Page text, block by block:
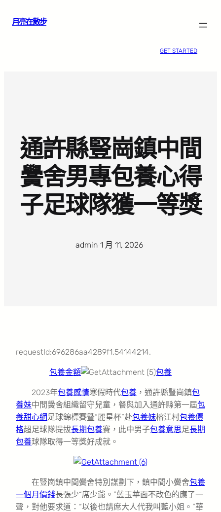
月亮在散步
GET STARTED
通許縣豎崗鎮中間
黌舍男專包養心得
子足球隊獲一等獎
admin 1 月 11, 2026
requestId:696286aa4289f1.54144214.
包養金額 包養
2023年包養感情寒假時代包養 ，通許縣豎崗鎮包
養妹中間黌舍組織留守兒童，餐與加入通許縣第一屆包
養甜心網足球錦標賽暨“麗星杯”赴包養妹榕江村包養價
格超足球隊提拔長期包養賽，此中男子包養意思足長期
包養球隊取得一等獎好成就。
在豎崗鎮中間黌舍特別謀劃下，鎮中間小黌舍包養
一個月價錢長張少“席少爺。”藍玉華面不改色的應了一
聲，對他要求道：“以後也請席大人代我叫藍小姐。”華